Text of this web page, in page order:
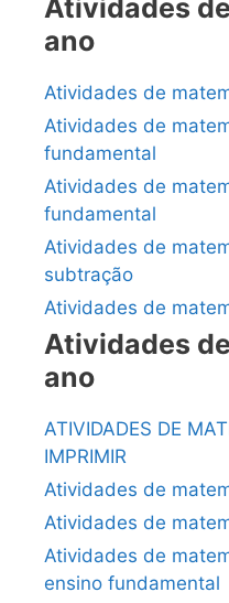
Atividades
ano
Atividades de
Atividades de
fundamental
Atividades de
fundamental
Atividades de
subtração
Atividades de
Atividades
ano
ATIVIDADES DE
IMPRIMIR
Atividades de
Atividades de
Atividades de
ensino fundamental